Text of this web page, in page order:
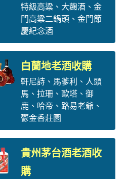
特級高粱、 大麴酒、 金
門高粱二鍋頭、 金門節
慶紀念酒
白蘭地老酒收購
軒尼詩、 馬爹利 、 人頭
馬 、 拉珊、 歐塔、 御
鹿 、 哈帝 、 路易老爺、
鬱金香莊園
貴州茅台酒老酒收
購